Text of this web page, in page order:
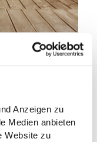
Anzeigen zu
Medien anbieten
Website zu